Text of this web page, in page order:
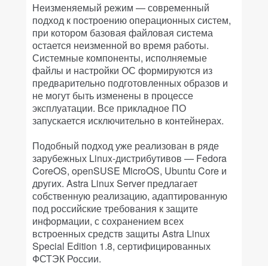
Неизменяемый режим — современный
подход к построению операционных систем,
при котором базовая файловая система
остается неизменной во время работы.
Системные компоненты, исполняемые
файлы и настройки ОС формируются из
предварительно подготовленных образов и
не могут быть изменены в процессе
эксплуатации. Все прикладное ПО
запускается исключительно в контейнерах.
Подобный подход уже реализован в ряде
зарубежных Linux-дистрибутивов — Fedora
CoreOS, openSUSE MicroOS, Ubuntu Core и
других. Astra Linux Server предлагает
собственную реализацию, адаптированную
под российские требования к защите
информации, с сохранением всех
встроенных средств защиты Astra Linux
Special Edition 1.8, сертифицированных
ФСТЭК России.